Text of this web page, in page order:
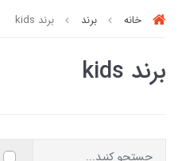
خانه برند برند kids
برند kids